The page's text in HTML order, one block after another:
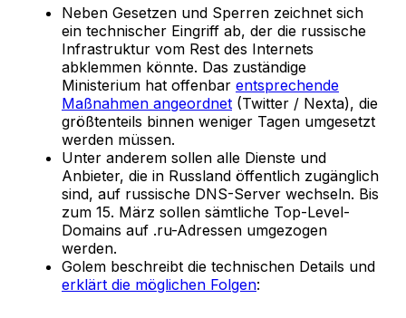
Neben Gesetzen und Sperren zeichnet sich
ein technischer Eingriff ab, der die russische
Infrastruktur vom Rest des Internets
abklemmen könnte. Das zuständige
Ministerium hat offenbar entsprechende
Maßnahmen angeordnet (Twitter / Nexta), die
größtenteils binnen weniger Tagen umgesetzt
werden müssen.
Unter anderem sollen alle Dienste und
Anbieter, die in Russland öffentlich zugänglich
sind, auf russische DNS-Server wechseln. Bis
zum 15. März sollen sämtliche Top-Level-
Domains auf .ru-Adressen umgezogen
werden.
Golem beschreibt die technischen Details und
erklärt die möglichen Folgen: